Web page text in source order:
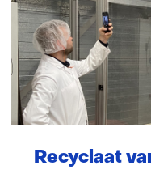
Recyclaat